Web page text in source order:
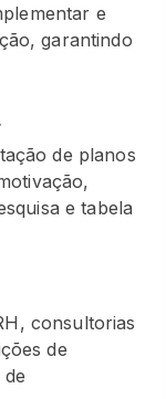
e
garantindo
de planos
e tabela
consultorias
de